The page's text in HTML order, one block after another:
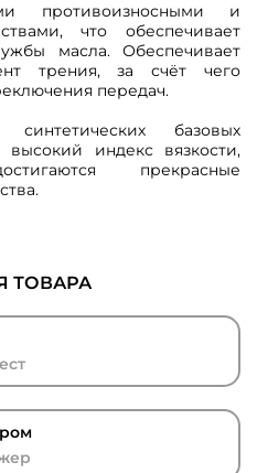
противоизносными и
что обеспечивает
масла. Обеспечивает
трения, за счёт чего
передач.
базовых
индекс вязкости,
прекрасные
ТОВАРА